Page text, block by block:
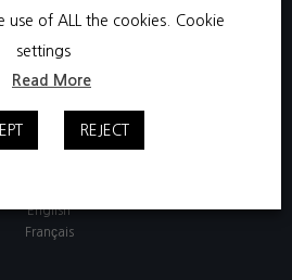
English
Français
of ALL the cookies.
Cookie
settings
Read More
REJECT